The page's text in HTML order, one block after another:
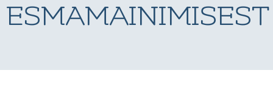
ESMAMAINIMISEST